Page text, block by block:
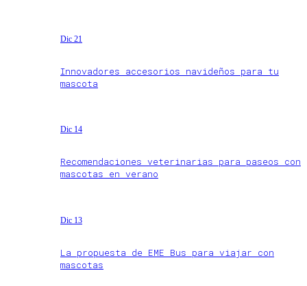
Dic 21
Innovadores accesorios navideños para tu
mascota
Dic 14
Recomendaciones veterinarias para paseos con
mascotas en verano
Dic 13
La propuesta de EME Bus para viajar con
mascotas